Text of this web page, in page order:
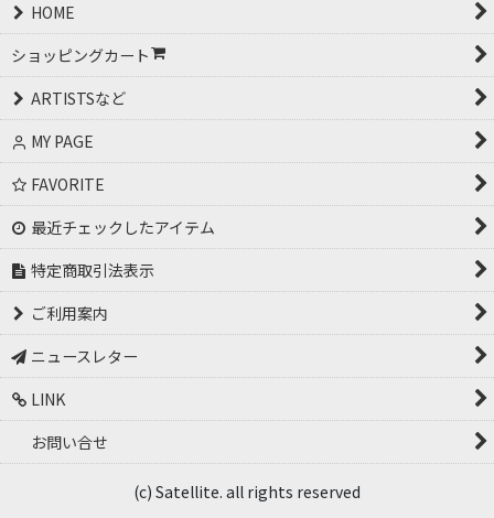
HOME
ショッピングカート
ARTISTSなど
MY PAGE
FAVORITE
最近チェックしたアイテム
特定商取引法表示
ご利用案内
ニュースレター
LINK
お問い合せ
(c) Satellite. all rights reserved